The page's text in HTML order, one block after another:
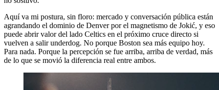
Aquí va mi postura, sin floro: mercado y conversación pública están
agrandando el dominio de Denver por el magnetismo de Jokić, y eso
puede abrir valor del lado Celtics en el próximo cruce directo si
vuelven a salir underdog. No porque Boston sea más equipo hoy.
Para nada. Porque la percepción se fue arriba, arriba de verdad, más
de lo que se movió la diferencia real entre ambos.